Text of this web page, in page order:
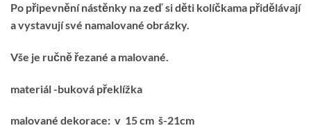
Po připevnění nástěnky na zeď si děti kolíčkama přidělávají
a vystavují své namalované obrázky.
Vše je ručně řezané a malované.
materiál -buková překlížka
malované dekorace: v 15 cm š-21cm